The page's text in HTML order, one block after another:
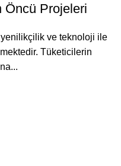
Öncü Projeleri
ve teknoloji ile
Tüketicilerin